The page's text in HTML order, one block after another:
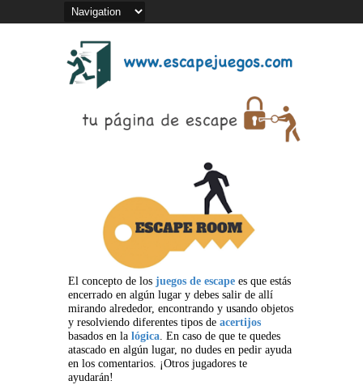
El concepto de los juegos de escape es que estás
encerrado en algún lugar y debes salir de allí
mirando alrededor, encontrando y usando objetos
y resolviendo diferentes tipos de acertijos
basados en la lógica. En caso de que te quedes
atascado en algún lugar, no dudes en pedir ayuda
en los comentarios. ¡Otros jugadores te
ayudarán!